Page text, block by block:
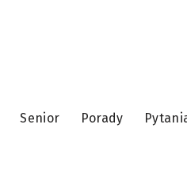
Senior Porady